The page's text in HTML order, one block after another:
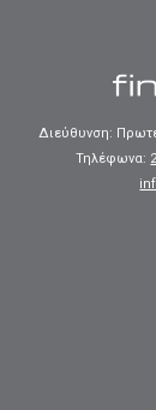
Διεύθυνση:
Τηλέφωνα: